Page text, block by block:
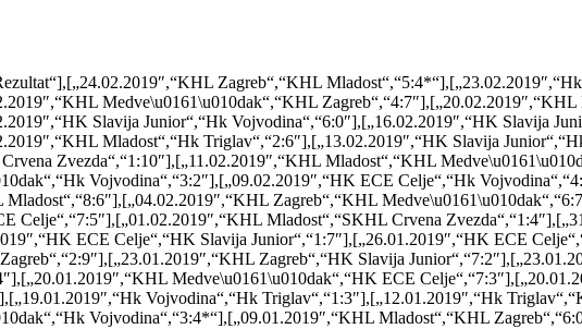
Zagreb“,“KHL
Medve\u0161\u010dak“,“KHL
Slavija Junior“,“Hk Vojvodina“,“6:0″],[„16.02.2019″,“HK Slavija
Mladost“,“Hk Triglav“,“2:6″],[„13.02.2019″,“HK Slavija
Zvezda“,“1:10″],[„11.02.2019″,“KHL Mladost“,“KHL
Vojvodina“,“3:2″],[„09.02.2019″,“HK ECE Celje“,“Hk
Zagreb“,“KHL
Celje“,“7:5″],[„01.02.2019″,“KHL Mladost“,“SKHL Crvena
ECE Celje“,“HK Slavija Junior“,“1:7″],[„26.01.2019″,“HK ECE
Zagreb“,“HK Slavija
Medve\u0161\u010dak“,“HK ECE
Vojvodina“,“Hk Triglav“,“1:3″],[„12.01.2019″,“Hk
Vojvodina“,“3:4*“],[„09.01.2019″,“KHL Mladost“,“KHL